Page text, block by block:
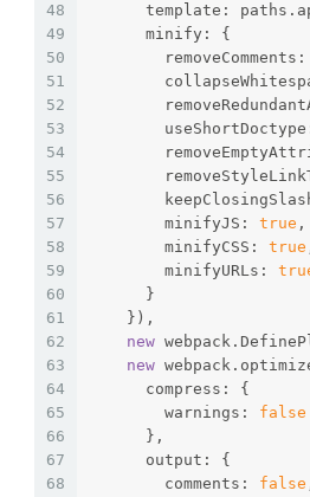
48
49
50
51
52
53
54
55
56
57
58
59
60
61
62
63
64
65
66
67
68
template:
      minify: {
        removeComments:
        minifyJS:
true ,
        minifyCSS:
true
        minifyURLs:
      }
    }),
new
new
      compress: {
        warnings:
false
      },
      output: {
        comments:
false